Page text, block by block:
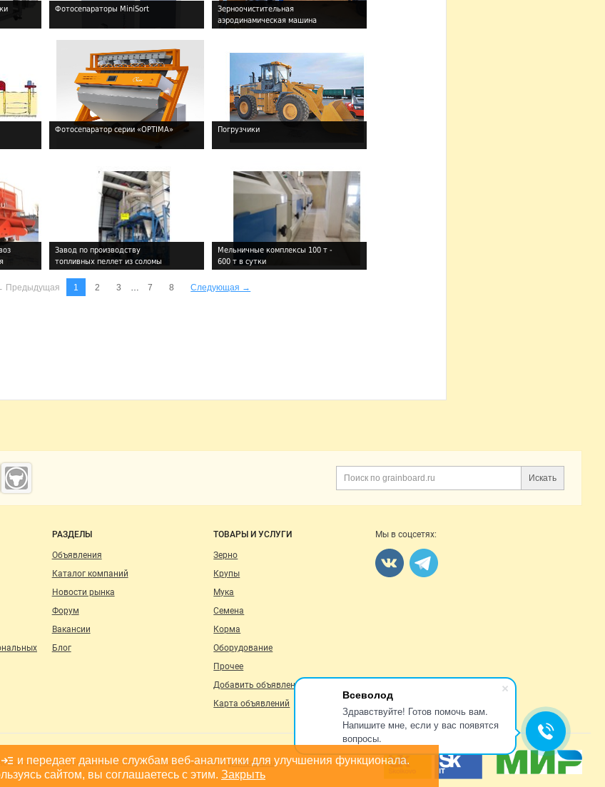
Всеволод
Здравствуйте! Готов помочь вам.
Напишите мне, если у вас появятся
вопросы.
Фотосепараторы MiniSort
Зерноочистительная
аэродинамическая машина
Фотосепаратор серии «OPTIMA» Погрузчики
Завод по производству
топливных пеллет из соломы
Мельничные комплексы 100 т -
600 т в сутки
Предыдущая 1 2 3 7 8 Следующая →
Искать
РАЗДЕЛЫ
Объявления
Каталог компаний
Новости рынка
Форум
Вакансии
Блог
ТОВАРЫ И УСЛУГИ
Зерно
Крупы
Мука
Семена
Корма
Оборудование
Прочее
Добавить объявление
Карта объявлений
Мы в соцсетях:
только при размещении активной гиперссылки на сайт grainboard.ru
и передает данные службам веб-аналитики для улучшения функционала.
сайтом, вы соглашаетесь с этим. Закрыть